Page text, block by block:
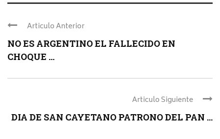
Articulo Anterior
NO ES ARGENTINO EL FALLECIDO EN
CHOQUE ...
Articulo Siguiente
DIA DE SAN CAYETANO PATRONO DEL PAN ...